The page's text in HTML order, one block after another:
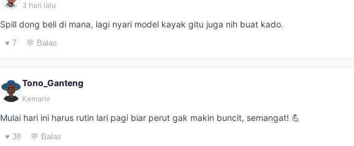
3 hari lalu
Spill dong beli di mana, lagi nyari model kayak gitu juga nih buat kado.
♥ 7 💬 Balas
Tono_Ganteng
Kemarin
Mulai hari ini harus rutin lari pagi biar perut gak makin buncit, semangat! 💪
♥ 38 💬 Balas